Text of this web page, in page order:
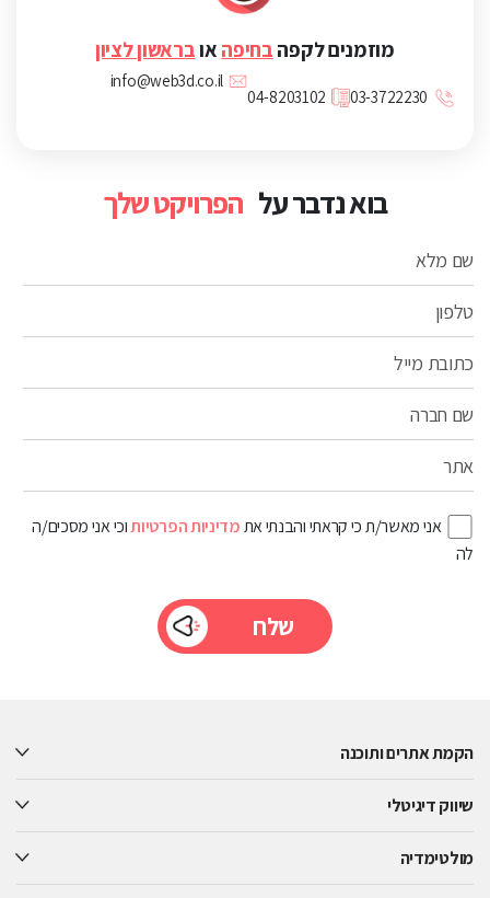
בוא נדבר על הפרויקט שלך
שם מלא
טלפון
כתובת מייל
שם חברה
אתר
אני מאשר/ת כי קראתי והבנתי אתמדיניות הפרטיותוכי אני מסכים/ה
לה
field
מוזמנים לקפה בחיפה אובראשון לציון
03-3722230
04-8203102
info@web3d.co.il
הקמת אתרים ותוכנה
שיווק דיגיטלי
מולטימדיה